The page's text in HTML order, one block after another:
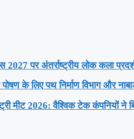
2027 पर अंतर्राष्ट्रीय लोक कला
के लिए पथ निर्माण विभाग और
मीट 2026: वैश्विक टेक कंपनियों ने